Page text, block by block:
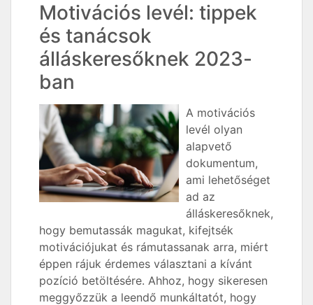
Motivációs levél: tippek
és tanácsok
álláskeresőknek 2023-
ban
A motivációs
levél olyan
alapvető
dokumentum,
ami lehetőséget
ad az
álláskeresőknek,
hogy bemutassák magukat, kifejtsék
motivációjukat és rámutassanak arra, miért
éppen rájuk érdemes választani a kívánt
pozíció betöltésére. Ahhoz, hogy sikeresen
meggyőzzük a leendő munkáltatót, hogy